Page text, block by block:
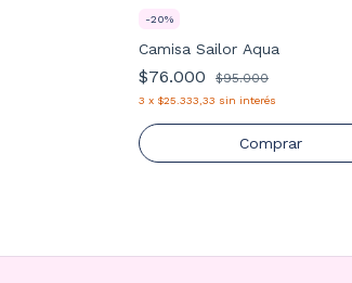
-20%
Camisa Sailor Aqua
$76.000 $95.000
3 x $25.333,33 sin interés
Comprar